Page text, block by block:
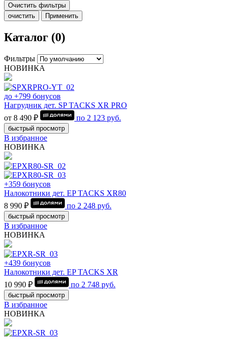
Очистить фильтры
очистить
Применить
Каталог (0)
Фильтры
НОВИНКА
до +799 бонусов
Нагрудник дет. SP TACKS XR PRO
от 8 490 ₽
по 2 123 руб.
быстрый просмотр
В избранное
НОВИНКА
+359 бонусов
Налокотники дет. EP TACKS XR80
8 990 ₽
по 2 248 руб.
быстрый просмотр
В избранное
НОВИНКА
+439 бонусов
Налокотники дет. EP TACKS XR
10 990 ₽
по 2 748 руб.
быстрый просмотр
В избранное
НОВИНКА